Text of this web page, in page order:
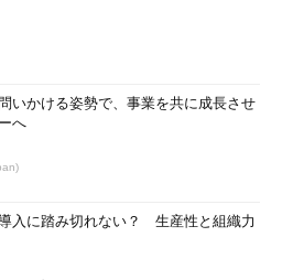
いかける姿勢で、事業を共に成長させ
へ
入に踏み切れない？ 生産性と組織力